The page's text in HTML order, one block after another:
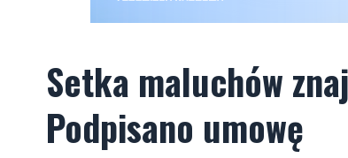
Setka maluchów
Podpisano umowę